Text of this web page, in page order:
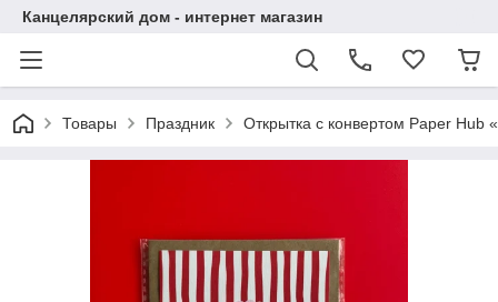
Канцелярский дом - интернет магазин
Товары Праздник Открытка с конвертом Paper Hub